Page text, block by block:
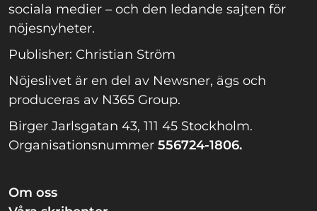
sociala medier – och den ledande sajten för
nöjesnyheter.
Publisher: Christian Ström
Nöjeslivet är en del av Newsner, ägs och
produceras av N365 Group.
Birger Jarlsgatan 43, 111 45 Stockholm.
Organisationsnummer 556724-1806.
Om oss